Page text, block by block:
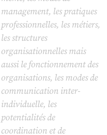
management, les pratiques
professionnelles, les métiers,
les structures
organisationnelles mais
aussi le fonctionnement des
organisations, les modes de
communication inter-
individuelle, les
potentialités de
coordination et de